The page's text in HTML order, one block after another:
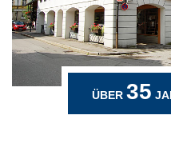
ÜBER 35